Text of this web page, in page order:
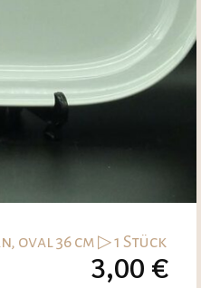
oval 36 cm ▷ 1 Stück
3,00 €